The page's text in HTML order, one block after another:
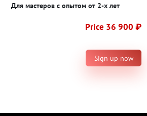
Для мастеров с опытом от 2-х лет
Price 36 900 ₽
Sign up now